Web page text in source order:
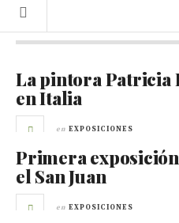
La pintora Patricia
en Italia
en EXPOSICIONES
Primera
el San Juan
en EXPOSICIONES